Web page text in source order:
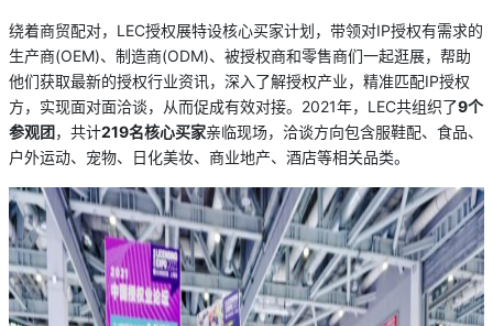
绕着商贸配对，LEC授权展特设核心买家计划，带领对IP授权有需求的
生产商(OEM)、制造商(ODM)、被授权商和零售商们一起逛展，帮助
他们获取最新的授权行业资讯，深入了解授权产业，精准匹配IP授权
方，实现面对面洽谈，从而促成有效对接。2021年，LEC共组织了9个
参观团，共计219名核心买家亲临现场，洽谈方向包含服鞋配、食品、
户外运动、宠物、日化美妆、商业地产、酒店等相关品类。